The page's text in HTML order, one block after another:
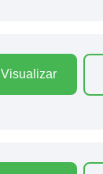
Visualizar